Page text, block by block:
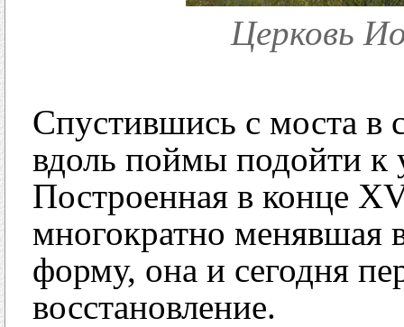
Церковь
Спустившись с моста в
вдоль поймы подойти к
Построенная в конце
многократно менявшая
форму, она и сегодня
восстановление.